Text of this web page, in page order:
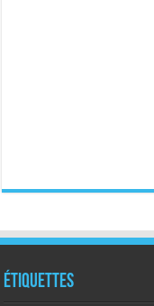
Étiquettes